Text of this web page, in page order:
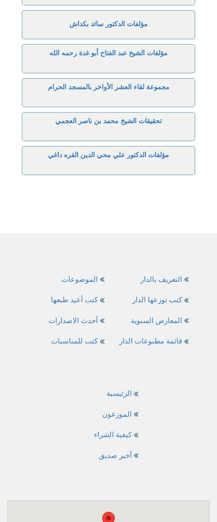
مؤلفات الدكتور سائد بكداش
مؤلفات الشيخ عبد الفتاح أبو غدة رحمه الله
مجموعة لقاء العشر الأواخر بالمسجد الحرام
تحقيقات الشيخ محمد بن ناصر العجمي
مؤلفات الدكتور علي محي الدين القره داغي
الموضوعات
كتب أعيد طبعها
أحدث الاصدارات
كتب للمناسبات
التعريف بالدار
كتب توزعها الدار
المعارض السنوية
قائمة مطبوعات الدار
الرئيسية
الموزعون
كيفية الشراء
أخبر صديق